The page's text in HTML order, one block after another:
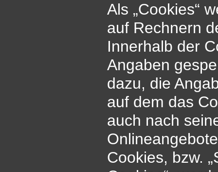
Als „Cookies“
auf Rechnern
Innerhalb der
Angaben
dazu, die
auf dem das
auch nach
Cookies, bzw.